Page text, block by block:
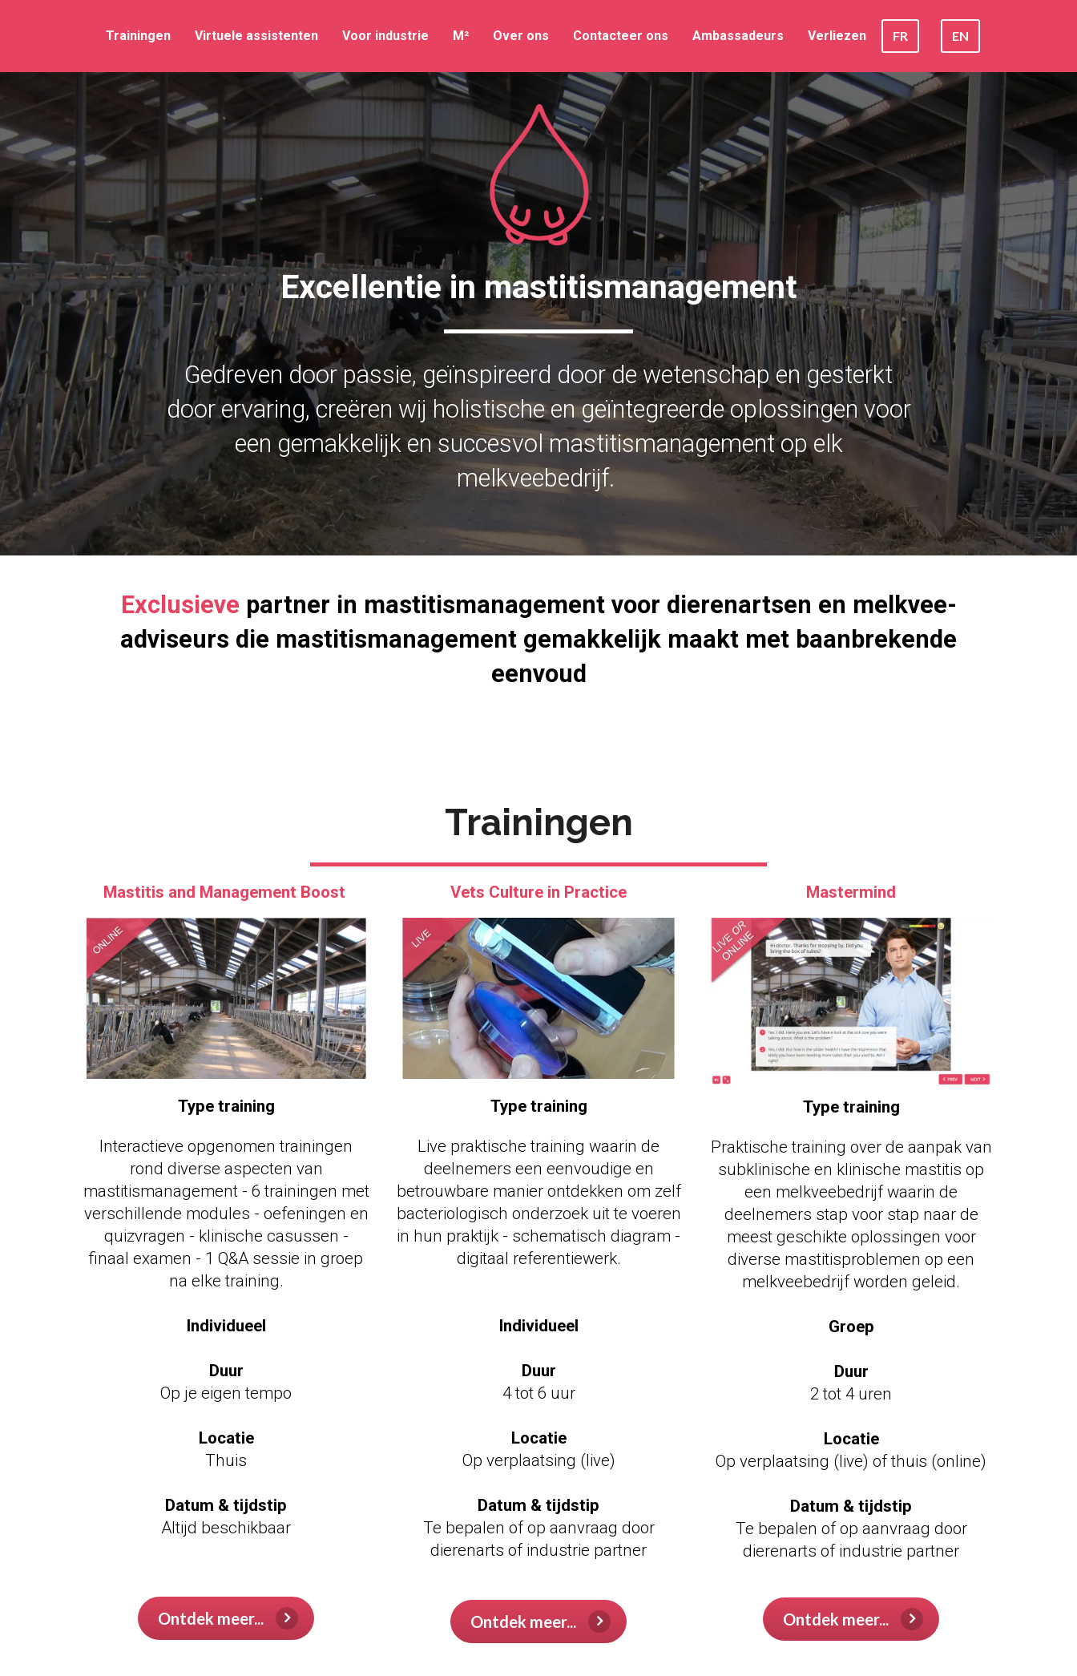
Trainingen Virtuele assistenten Voor industrie M² Over ons Contacteer ons Ambassadeurs Verliezen FR EN
Excellentie in mastitismanagement
Gedreven door passie, geïnspireerd door de wetenschap en gesterkt
door ervaring, creëren wij holistische en geïntegreerde oplossingen voor
een gemakkelijk en succesvol mastitismanagement op elk
melkveebedrijf.
Exclusieve partner in mastitismanagement voor dierenartsen en melkvee-
adviseurs die mastitismanagement gemakkelijk maakt met baanbrekende
eenvoud
Trainingen
Mastitis and Management Boost
Type training
Interactieve opgenomen trainingen
rond diverse aspecten van
mastitismanagement - 6 trainingen met
verschillende modules - oefeningen en
quizvragen - klinische casussen -
finaal examen - 1 Q&A sessie in groep
na elke training.
Individueel
Duur
Op je eigen tempo
Locatie
Thuis
Datum & tijdstip
Altijd beschikbaar
Ontdek meer...
Vets Culture in Practice
Type training
Live praktische training waarin de
deelnemers een eenvoudige en
betrouwbare manier ontdekken om zelf
bacteriologisch onderzoek uit te voeren
in hun praktijk - schematisch diagram -
digitaal referentiewerk.
Individueel
Duur
4 tot 6 uur
Locatie
Op verplaatsing (live)
Datum & tijdstip
Te bepalen of op aanvraag door
dierenarts of industrie partner
Ontdek meer...
Mastermind
Type training
Praktische training over de aanpak van
subklinische en klinische mastitis op
een melkveebedrijf waarin de
deelnemers stap voor stap naar de
meest geschikte oplossingen voor
diverse mastitisproblemen op een
melkveebedrijf worden geleid.
Groep
Duur
2 tot 4 uren
Locatie
Op verplaatsing (live) of thuis (online)
Datum & tijdstip
Te bepalen of op aanvraag door
dierenarts of industrie partner
Ontdek meer...